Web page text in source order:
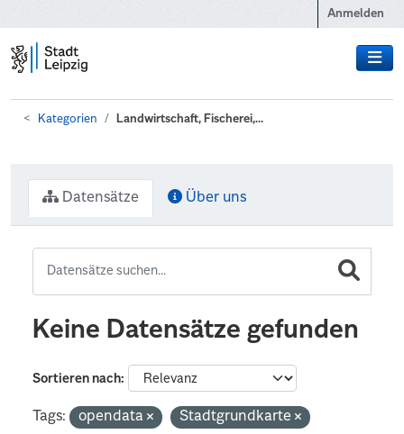
Anmelden
Kategorien Landwirtschaft, Fischerei,...
Datensätze Über uns
Keine Datensätze gefunden
Sortieren nach
Tags: opendata
Stadtgrundkarte